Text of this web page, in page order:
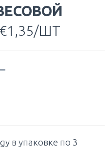
ШТ
в упаковке по 3